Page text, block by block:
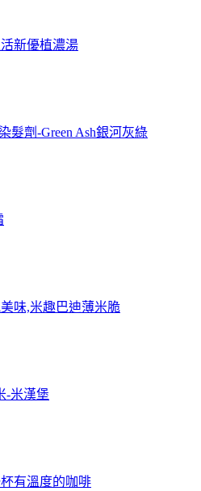
新優植濃湯
髮劑-Green Ash銀河灰綠
味,米趣巴迪薄米脆
-米漢堡
有溫度的咖啡